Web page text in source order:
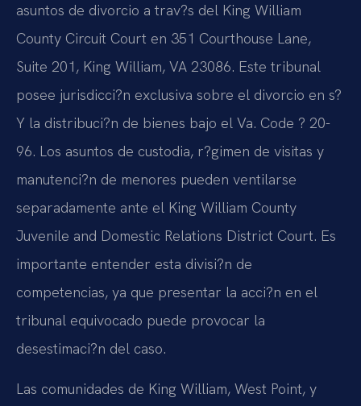
asuntos de divorcio a trav?s del King William
County Circuit Court en 351 Courthouse Lane,
Suite 201, King William, VA 23086. Este tribunal
posee jurisdicci?n exclusiva sobre el divorcio en s?
Y la distribuci?n de bienes bajo el Va. Code ? 20-
96. Los asuntos de custodia, r?gimen de visitas y
manutenci?n de menores pueden ventilarse
separadamente ante el King William County
Juvenile and Domestic Relations District Court. Es
importante entender esta divisi?n de
competencias, ya que presentar la acci?n en el
tribunal equivocado puede provocar la
desestimaci?n del caso.
Las comunidades de King William, West Point, y